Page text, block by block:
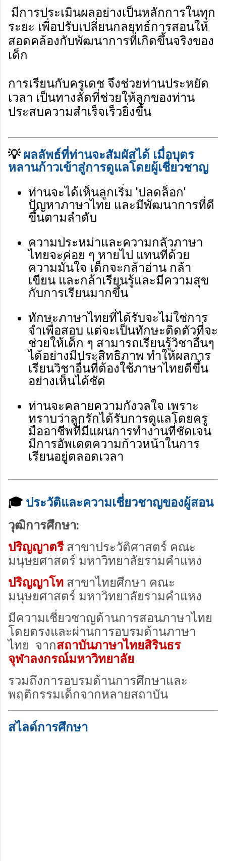
มีการประเมินผลอย่างเป็นหลักการในทุก
ระยะ เพื่อปรับเปลี่ยนกลยุทธ์การสอนให้
สอดคล้องกับพัฒนาการที่เกิดขึ้นจริงของ
เด็ก
การเรียนกับครูเดช จึงช่วยท่านประหยัด
เวลา เป็นทางลัดที่ช่วยให้ลูกของท่าน
ประสบความสำเร็จเร็วยิ่งขึ้น
💡 ผลลัพธ์ที่ท่านจะสัมผัสได้ เมื่อบุตร
หลานก้าวเข้าสู่การดูแลโดยผู้เชี่ยวชาญ
ท่านจะได้เห็นลูกเริ่ม 'ปลดล็อก'
ปัญหาภาษาไทย และมีพัฒนาการที่ดี
ขึ้นตามลำดับ
ความประหม่าและความกลัวภาษา
ไทยจะค่อย ๆ หายไป แทนที่ด้วย
ความมั่นใจ เด็กจะกล้าอ่าน กล้า
เขียน และกล้าเรียนรู้และมีความสุข
กับการเรียนมากขึ้น
ทักษะภาษาไทยที่ได้รับจะไม่ใช่การ
จำเพื่อสอบ แต่จะเป็นทักษะติดตัวที่จะ
ช่วยให้เด็ก ๆ สามารถเรียนรู้วิชาอื่นๆ
ได้อย่างมีประสิทธิภาพ ทำให้ผลการ
เรียนวิชาอื่นที่ต้องใช้ภาษาไทยดีขึ้น
อย่างเห็นได้ชัด
ท่านจะคลายความกังวลใจ เพราะ
ทราบว่าลูกรักได้รับการดูแลโดยครู
มืออาชีพที่มีแผนการทำงานที่ชัดเจน
มีการอัพเดตความก้าวหน้าในการ
เรียนอยู่ตลอดเวลา
🎓 ประวัติและความเชี่ยวชาญของผู้สอน
วุฒิการศึกษา:
ปริญญาตรีสาขาประวัติศาสตร์ คณะ
มนุษยศาสตร์ มหาวิทยาลัยรามคำแหง
ปริญญาโท สาขาไทยศึกษา คณะ
มนุษยศาสตร์ มหาวิทยาลัยรามคำแหง
มีความเชี่ยวชาญด้านการสอนภาษาไทย
โดยตรงและผ่านการอบรมด้านภาษา
ไทย จากสถาบันภาษาไทยสิรินธร
จุฬาลงกรณ์มหาวิทยาลัย
รวมถึงการอบรมด้านการศึกษาและ
พฤติกรรมเด็กจากหลายสถาบัน
สไลด์การศึกษา